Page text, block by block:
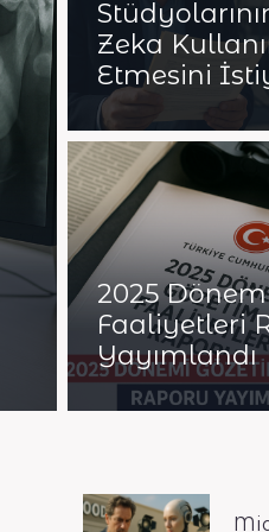
Zeka
Etmesini
2025
Faaliyetleri
Yayımlandı